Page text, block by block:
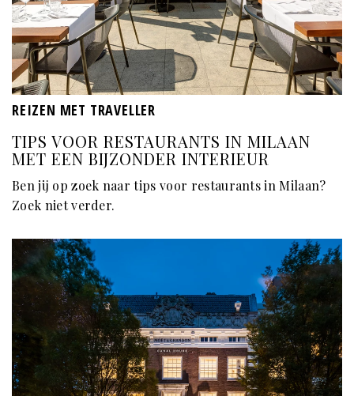
REIZEN MET TRAVELLER
TIPS VOOR RESTAURANTS IN MILAAN
MET EEN BIJZONDER INTERIEUR
Ben jij op zoek naar tips voor restaurants in Milaan?
Zoek niet verder.